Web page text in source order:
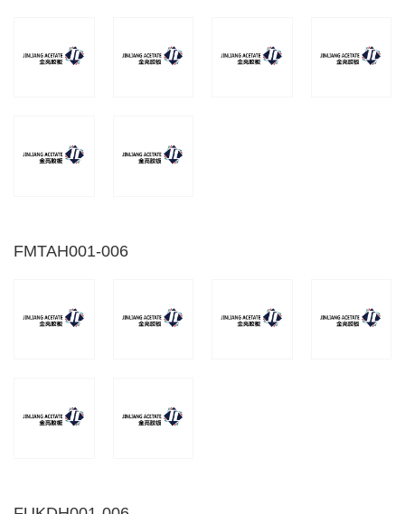
FMTAH001-006